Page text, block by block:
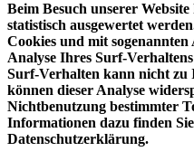
Beim Besuch unserer
statistisch ausgewertet
Cookies und mit
Analyse Ihres Surf-
Surf-Verhalten kann nicht zu
können dieser Analyse
Nichtbenutzung bestimmter
Informationen dazu finden
Datenschutzerklärung.